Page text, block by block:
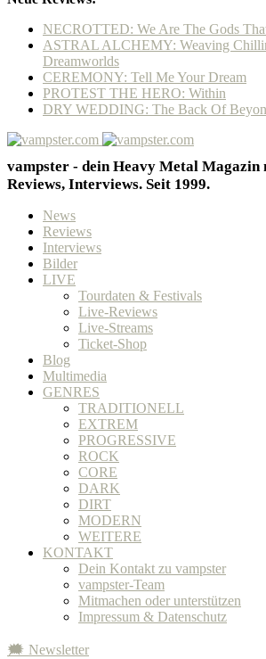
NECROTTED: We Are The Gods
ASTRAL ALCHEMY: Weaving
Dreamworlds
CEREMONY: Tell Me Your Dream
PROTEST THE HERO: Within
DRY WEDDING: The Back Of
vampster - dein Heavy Metal Magazin
Reviews, Interviews. Seit 1999.
News
Reviews
Interviews
Bilder
LIVE
Tourdaten & Festivals
Live-Reviews
Live-Streams
Ticket-Shop
Blog
Multimedia
GENRES
TRADITIONELL
EXTREM
PROGRESSIVE
ROCK
CORE
DARK
DIRT
MODERN
WEITERE
KONTAKT
Dein Kontakt zu vampster
vampster-Team
Mitmachen oder unterstützen
Impressum & Datenschutz
🗯 Newsletter